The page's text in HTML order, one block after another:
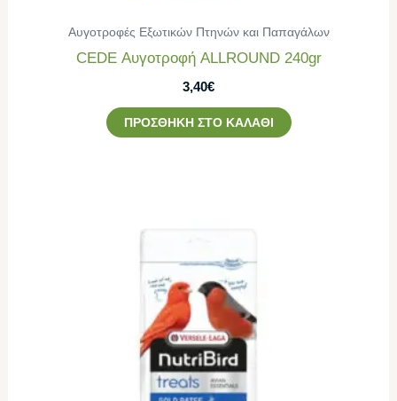
Αυγοτροφές Εξωτικών Πτηνών και Παπαγάλων
CEDE Αυγοτροφή ALLROUND 240gr
3,40€
ΠΡΟΣΘΉΚΗ ΣΤΟ ΚΑΛΆΘΙ